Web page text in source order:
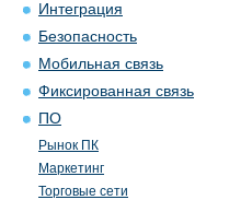
Интеграция
Безопасность
Мобильная связь
Фиксированная связь
ПО
Рынок ПК
Маркетинг
Торговые сети